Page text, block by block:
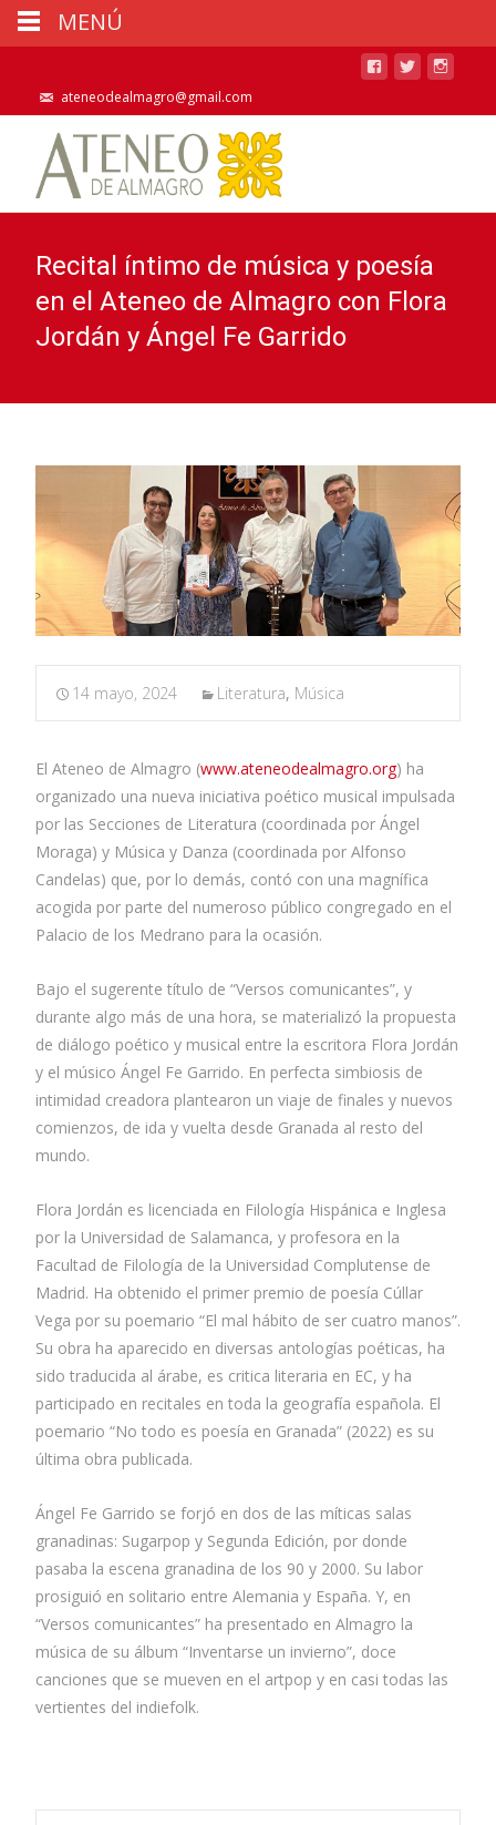
ateneodealmagro@gmail.com
Recital íntimo de música y poesía
en el Ateneo de Almagro con Flora
Jordán y Ángel Fe Garrido
14 mayo, 2024 Literatura, Música
El Ateneo de Almagro (www.ateneodealmagro.org) ha
organizado una nueva iniciativa poético musical impulsada
por las Secciones de Literatura (coordinada por Ángel
Moraga) y Música y Danza (coordinada por Alfonso
Candelas) que, por lo demás, contó con una magnífica
acogida por parte del numeroso público congregado en el
Palacio de los Medrano para la ocasión.
Bajo el sugerente título de “Versos comunicantes”, y
durante algo más de una hora, se materializó la propuesta
de diálogo poético y musical entre la escritora Flora Jordán
y el músico Ángel Fe Garrido. En perfecta simbiosis de
intimidad creadora plantearon un viaje de finales y nuevos
comienzos, de ida y vuelta desde Granada al resto del
mundo.
Flora Jordán es licenciada en Filología Hispánica e Inglesa
por la Universidad de Salamanca, y profesora en la
Facultad de Filología de la Universidad Complutense de
Madrid. Ha obtenido el primer premio de poesía Cúllar
Vega por su poemario “El mal hábito de ser cuatro manos”.
Su obra ha aparecido en diversas antologías poéticas, ha
sido traducida al árabe, es critica literaria en EC, y ha
participado en recitales en toda la geografía española. El
poemario “No todo es poesía en Granada” (2022) es su
última obra publicada.
Ángel Fe Garrido se forjó en dos de las míticas salas
granadinas: Sugarpop y Segunda Edición, por donde
pasaba la escena granadina de los 90 y 2000. Su labor
prosiguió en solitario entre Alemania y España. Y, en
“Versos comunicantes” ha presentado en Almagro la
música de su álbum “Inventarse un invierno”, doce
canciones que se mueven en el artpop y en casi todas las
vertientes del indiefolk.
MENÚ